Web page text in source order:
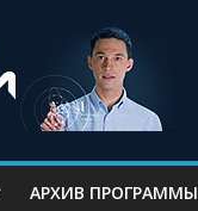
АРХИВ ПРОГРАММЫ